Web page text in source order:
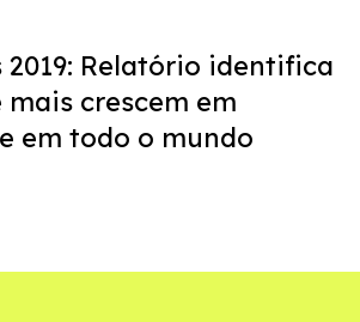
2019: Relatório identifica
mais crescem em
em todo o mundo